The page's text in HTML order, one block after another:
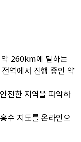
260km에 달하는
역에서 진행 중인 약
전한 지역을 파악하
수 지도를 온라인으